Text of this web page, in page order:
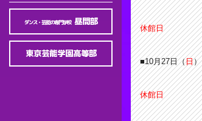
ダンス・芸能の専門学校 昼間部
東京芸能学園高等部
休館日
■10月27日（日）
休館日